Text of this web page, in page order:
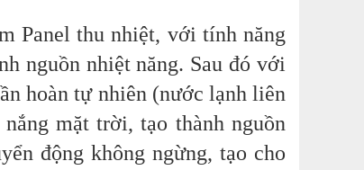
Panel thu nhiệt, với tính năng
nguồn nhiệt năng. Sau đó với
hoàn tự nhiên (nước lạnh liên
mặt trời, tạo thành nguồn
động không ngừng, tạo cho